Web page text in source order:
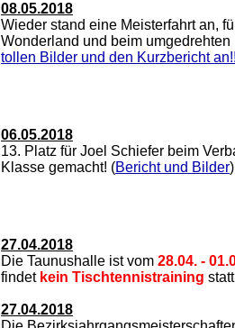
08.05.2018
Wieder stand eine Meisterfahrt an,
Wonderland und beim
tollen Bilder und den Kurzbericht
06.05.2018
13. Platz für Joel Schiefer beim
Klasse gemacht! (Bericht und Bilder)
27.04.2018
Die Taunushalle ist vom 28.04. -
findet kein Tischtennistraining
27.04.2018